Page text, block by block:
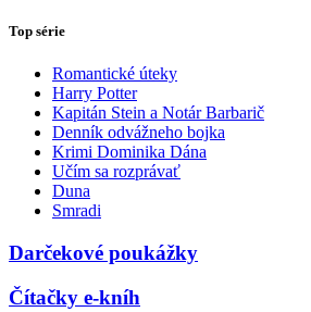
Top série
Romantické úteky
Harry Potter
Kapitán Stein a Notár Barbarič
Denník odvážneho bojka
Krimi Dominika Dána
Učím sa rozprávať
Duna
Smradi
Darčekové poukážky
Čítačky e-kníh